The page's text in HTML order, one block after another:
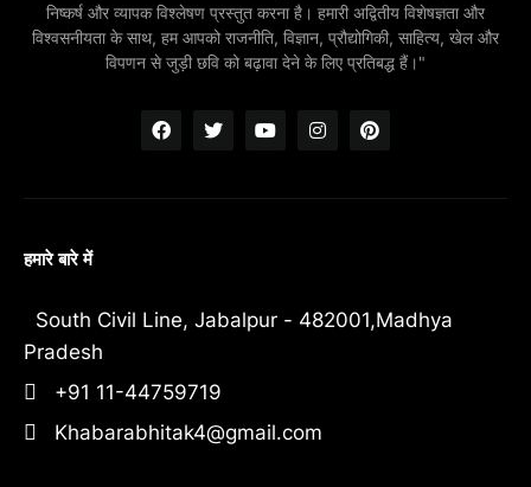
निष्कर्ष और व्यापक विश्लेषण प्रस्तुत करना है। हमारी अद्वितीय विशेषज्ञता और
विश्वसनीयता के साथ, हम आपको राजनीति, विज्ञान, प्रौद्योगिकी, साहित्य, खेल और
विपणन से जुड़ी छवि को बढ़ावा देने के लिए प्रतिबद्ध हैं।"
हमारे बारे में
South Civil Line, Jabalpur - 482001,Madhya
Pradesh
+91 11-44759719
Khabarabhitak4@gmail.com